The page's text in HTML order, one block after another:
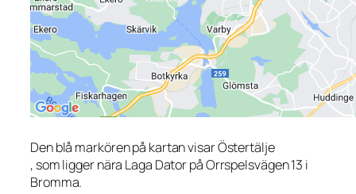
Den blå markören på kartan visar Östertälje
, som ligger nära Laga Dator på Orrspelsvägen 13 i
Bromma.